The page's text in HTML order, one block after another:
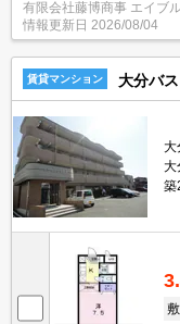
有限会社藤博商事 エイブ
情報更新日 2026/08/04
賃貸マンション 大分バ
大
大
築
敷